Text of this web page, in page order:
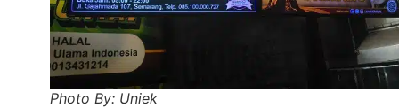
Photo By: Uniek